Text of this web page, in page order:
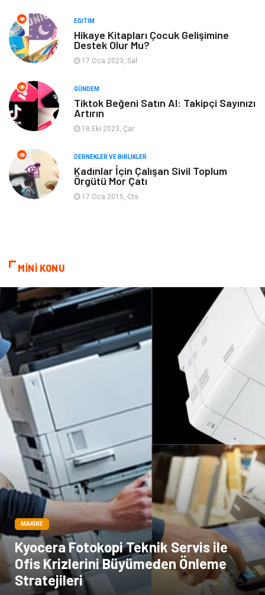
Organizasyon Metal Maden
Spor
Turizm
Hediyelik Eşya
Aksesuar Basın Yayın
Bebek Giyim Nakliyat
Ambalaj
Bitkisel Ürünler
Markalar Tarım & Hayvancılık
Bilişim Dernekler ve Birlikler
İthalat İhracat
EĞITIM
Hikaye Kitapları Çocuk Gelişimine
Destek Olur Mu?
17 Oca 2023, Sal
GÜNDEM
Tiktok Beğeni Satın Al: Takipçi Sayınızı
Artırın
18 Eki 2023, Çar
DERNEKLER VE BIRLIKLER
Kadınlar İçin Çalışan Sivil Toplum
Örgütü Mor Çatı
17 Oca 2015, Cts
MİNİ KONU
MAKINE
Kyocera Fotokopi Teknik Servis ile
Ofis Krizlerini Büyümeden Önleme
Stratejileri